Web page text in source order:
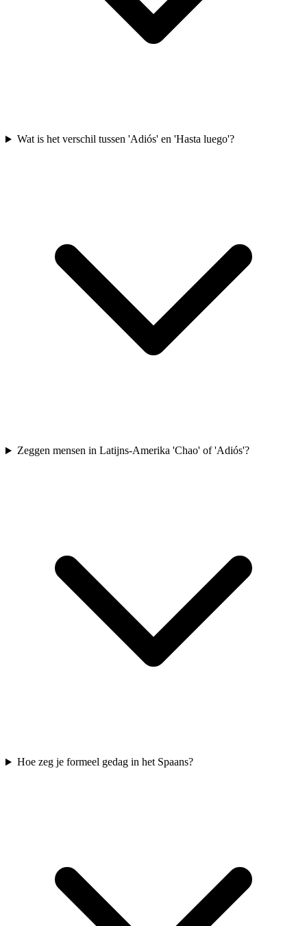
Wat is het verschil tussen 'Adiós' en 'Hasta luego'?
Zeggen mensen in Latijns-Amerika 'Chao' of 'Adiós'?
Hoe zeg je formeel gedag in het Spaans?